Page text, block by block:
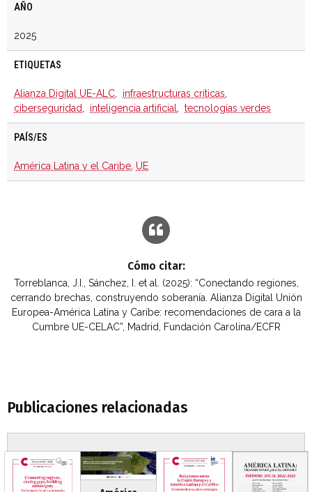
AÑO
2025
ETIQUETAS
Alianza Digital UE-ALC infraestructuras críticas
ciberseguridad
inteligencia artificial tecnologías verdes
PAÍS/ES
América Latina y el Caribe UE
Cómo citar:
Torreblanca, J.I., Sánchez, I. et al. (2025): “Conectando regiones,
cerrando brechas, construyendo soberanía. Alianza Digital Unión
Europea-América Latina y Caribe: recomendaciones de cara a la
Cumbre UE-CELAC”, Madrid, Fundación Carolina/ECFR
Publicaciones relacionadas